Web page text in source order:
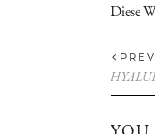
Diese